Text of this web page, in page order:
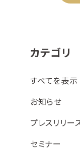
カテゴリ
すべてを表示
お知らせ
プレスリリー
セミナー